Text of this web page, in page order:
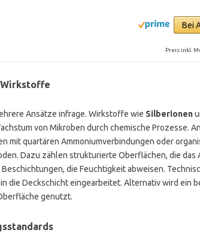
Bei
Preis inkl.
Wirkstoffe
Ansätze infrage. Wirkstoffe wie Silberionen
von Mikroben durch chemische Prozesse.
mit quartären Ammoniumverbindungen oder
Dazu zählen strukturierte Oberflächen, die das
die Feuchtigkeit abweisen.
die Deckschicht eingearbeitet. Alternativ wird ein
genutzt.